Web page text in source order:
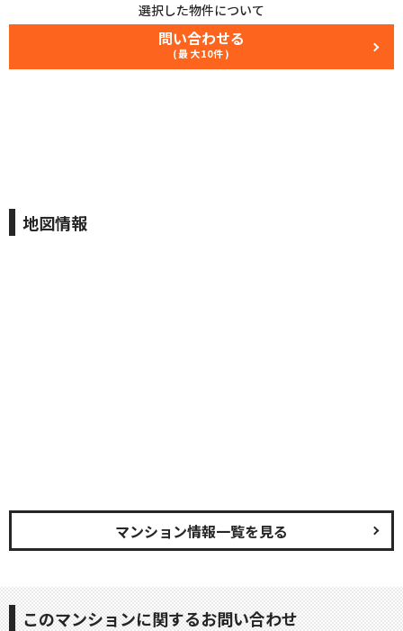
選択した物件について
問い合わせる
(最大10件)
地図情報
マンション情報一覧を見る
このマンションに関するお問い合わせ